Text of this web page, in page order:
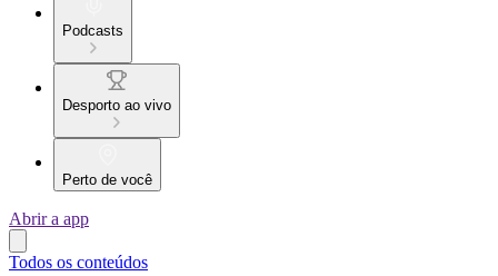
Podcasts
Desporto ao vivo
Perto de você
Abrir a app
Todos os conteúdos